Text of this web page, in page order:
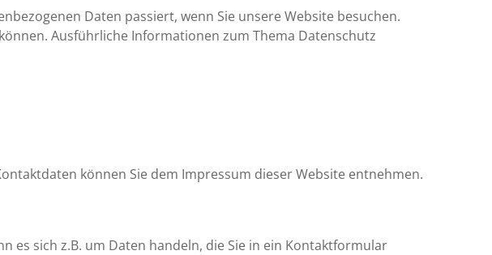
Daten passiert, wenn Sie unsere Website besuchen.
Ausführliche Informationen zum Thema Datenschutz
können Sie dem Impressum dieser Website entnehmen.
es sich z.B. um Daten handeln, die Sie in ein Kontaktformular